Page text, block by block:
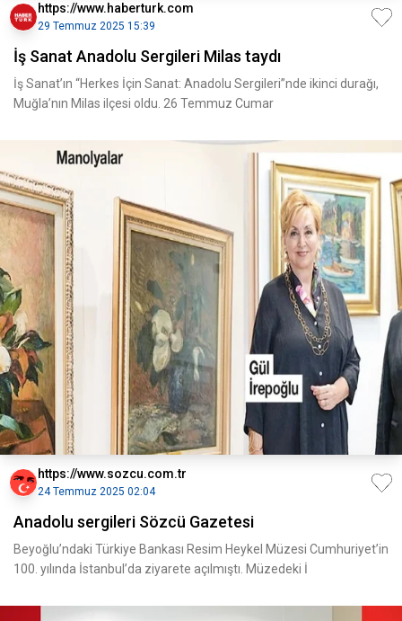
https://www.haberturk.com
29 Temmuz 2025 15:39
İş Sanat Anadolu Sergileri Milas taydı
İş Sanat’ın “Herkes İçin Sanat: Anadolu Sergileri”nde ikinci durağı,
Muğla’nın Milas ilçesi oldu. 26 Temmuz Cumar
https://www.sozcu.com.tr
24 Temmuz 2025 02:04
Anadolu sergileri Sözcü Gazetesi
Beyoğlu’ndaki Türkiye Bankası Resim Heykel Müzesi Cumhuriyet’in
100. yılında İstanbul’da ziyarete açılmıştı. Müzedeki İ